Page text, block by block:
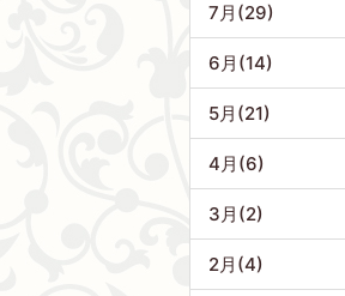
7月(29)
6月(14)
5月(21)
4月(6)
3月(2)
2月(4)